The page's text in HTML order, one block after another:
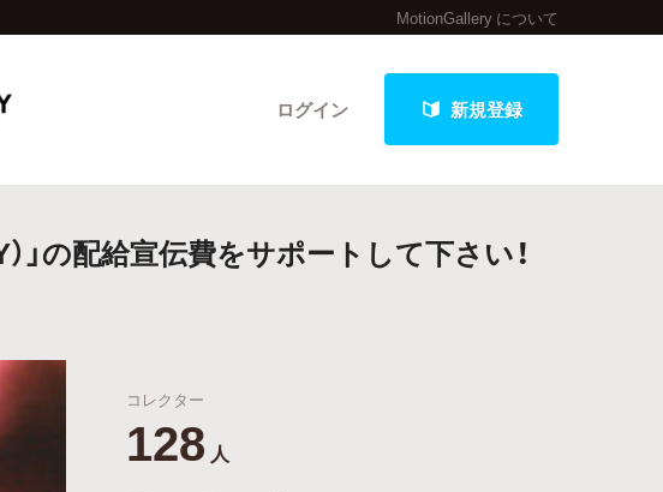
MotionGallery について
ログイン 新規登録
間近のプロジェクト
集から探す 最新進捗報告から探す
」の配給宣伝費をサポートして下さい！
コレクター
128 人